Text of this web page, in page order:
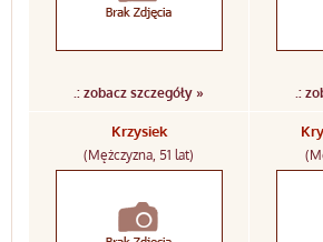
.: zobacz szczegóły » .:
Krzysiek
(Mężczyzna, 51 lat)